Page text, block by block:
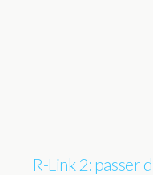
R-Link 2: passer